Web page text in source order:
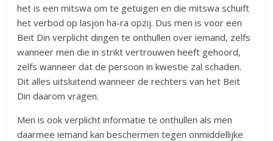
het is een mitswa om te getuigen en die mitswa schuift
het verbod op lasjon ha-ra opzij. Dus men is voor een
Beit Din verplicht dingen te onthullen over iemand, zelfs
wanneer men die in strikt vertrouwen heeft gehoord,
zelfs wanneer dat de persoon in kwestie zal schaden.
Dit alles uitsluitend wanneer de rechters van het Beit
Din daarom vragen.
Men is ook verplicht informatie te onthullen als men
daarmee iemand kan beschermen tegen onmiddellijke